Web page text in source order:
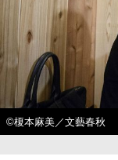
©榎本麻美／文藝春秋